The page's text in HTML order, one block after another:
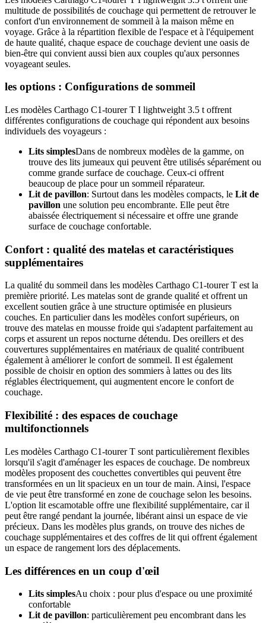
multitude de possibilités de couchage qui permettent de retrouver le
confort d'un environnement de sommeil à la maison même en
voyage. Grâce à la répartition flexible de l'espace et à l'équipement
de haute qualité, chaque espace de couchage devient une oasis de
bien-être qui convient aussi bien aux couples qu'aux personnes
voyageant seules.
les options : Configurations de sommeil
Les modèles Carthago C1-tourer T I lightweight 3.5 t offrent
différentes configurations de couchage qui répondent aux besoins
individuels des voyageurs :
Lits simplesDans de nombreux modèles de la gamme, on
trouve des lits jumeaux qui peuvent être utilisés séparément ou
comme grande surface de couchage. Ceux-ci offrent
beaucoup de place pour un sommeil réparateur.
Lit de pavillon: Surtout dans les modèles compacts, le Lit de
pavillon une solution peu encombrante. Elle peut être
abaissée électriquement si nécessaire et offre une grande
surface de couchage confortable.
Confort : qualité des matelas et caractéristiques
supplémentaires
La qualité du sommeil dans les modèles Carthago C1-tourer T est la
première priorité. Les matelas sont de grande qualité et offrent un
excellent soutien grâce à une structure optimisée en plusieurs
couches. En particulier dans les modèles confort supérieurs, on
trouve des matelas en mousse froide qui s'adaptent parfaitement au
corps et assurent un repos nocturne détendu. Des oreillers et des
couvertures supplémentaires en matériaux de qualité contribuent
également à améliorer le confort de sommeil. Il est également
possible de choisir en option des sommiers à lattes ou des lits
réglables électriquement, qui augmentent encore le confort de
couchage.
Flexibilité : des espaces de couchage
multifonctionnels
Les modèles Carthago C1-tourer T sont particulièrement flexibles
lorsqu'il s'agit d'aménager les espaces de couchage. De nombreux
modèles proposent des couchettes convertibles qui peuvent être
transformées en un lit spacieux en un tour de main. Ainsi, l'espace
de vie peut être transformé en zone de couchage selon les besoins.
L'option lit escamotable offre une flexibilité supplémentaire, car il
peut être rangé pendant la journée, libérant ainsi un espace de vie
précieux. Dans les modèles plus grands, on trouve des niches de
couchage supplémentaires et des coffres de lit qui offrent également
un espace de rangement lors des déplacements.
Les différences en un coup d'œil
Lits simplesAu choix : pour plus d'espace ou une proximité
confortable
Lit de pavillon: particulièrement peu encombrant dans les